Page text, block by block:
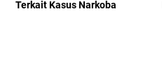
Terkait Kasus Narkoba